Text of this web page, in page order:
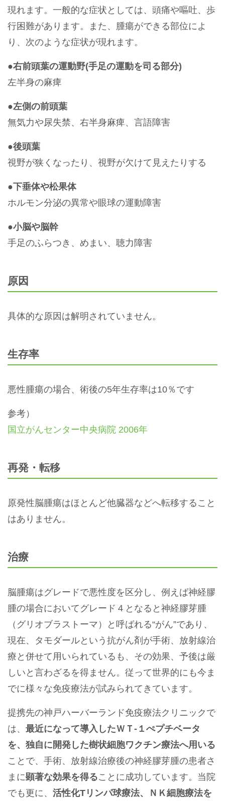
現れます。一般的な症状としては、頭痛や嘔吐、歩
行困難があります。また、腫瘍ができる部位によ
り、次のような症状が現れます。
●右前頭葉の運動野(手足の運動を司る部分)
左半身の麻痺
●左側の前頭葉
無気力や尿失禁、右半身麻痺、言語障害
●後頭葉
視野が狭くなったり、視野が欠けて見えたりする
●下垂体や松果体
ホルモン分泌の異常や眼球の運動障害
●小脳や脳幹
手足のふらつき、めまい、聴力障害
原因
具体的な原因は解明されていません。
生存率
悪性腫瘍の場合、術後の5年生存率は10％です
参考）
国立がんセンター中央病院 2006年
再発・転移
原発性脳腫瘍はほとんど他臓器などへ転移すること
はありません。
治療
脳腫瘍はグレードで悪性度を区分し、例えば神経膠
腫の場合においてグレード４となると神経膠芽腫
（グリオブラストーマ）と呼ばれる“がん”であり、
現在、タモダールという抗がん剤が手術、放射線治
療と併せて用いられているも、その効果、予後は厳
しいと言わざるを得ません。従って世界的にも今ま
でに様々な免疫療法が試みられてきています。
提携先の神戸ハーバーランド免疫療法クリニックで
は、 最近になって導入したＷＴ-１ぺプチベータ
を、独自に開発した樹状細胞ワクチン療法へ用いる
ことで、手術、放射線治療後の神経膠芽腫の患者さ
まに顕著な効果を得ることに成功しています。当院
でも更に、 活性化Tリンパ球療法、ＮＫ細胞療法を